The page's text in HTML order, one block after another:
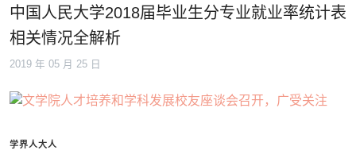
中国人民大学2018届毕业生分专业就业率统计表
相关情况全解析
2019 年 05 月 25 日
学界人大人